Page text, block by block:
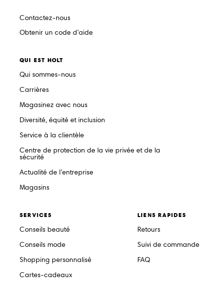
Contactez-nous
Obtenir un code d’aide
QUI EST HOLT
Qui sommes-nous
Carrières
Magasinez avec nous
Diversité, équité et inclusion
Service à la clientèle
Centre de protection de la vie privée et de la
sécurité
Actualité de l’entreprise
Magasins
SERVICES
Conseils beauté
Conseils mode
Shopping personnalisé
Cartes-cadeaux
LIENS RAPIDES
Retours
Suivi de commande
FAQ